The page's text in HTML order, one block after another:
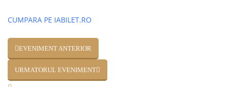
CUMPARA PE IABILET.RO
EVENIMENT ANTERIOR
URMATORUL EVENIMENT